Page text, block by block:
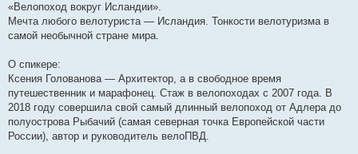
«Велопоход вокруг Исландии».
Мечта любого велотуриста — Исландия. Тонкости велотуризма в
самой необычной стране мира.
О спикере:
Ксения Голованова — Архитектор, а в свободное время
путешественник и марафонец. Стаж в велопоходах с 2007 года. В
2018 году совершила свой самый длинный велопоход от Адлера до
полуострова Рыбачий (самая северная точка Европейской части
России), автор и руководитель велоПВД.